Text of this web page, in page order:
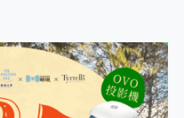
美到讓人超想擁有 moto pad 60 系列 與 Moto | Swarovski razr 60 冰藍限定版本 開箱 評測
一鍵修復模糊影片、舊照的 AI 好幫手! VideoProc Converter AI 新版全解析 × 年末優惠，一篇全看懂
小朋友才做選擇 投影機 RGB藍牙音響 氛圍情境燈 我通通都要！ Starfish 2 幻彩膠囊投影機｜結合「 智慧投影 & 煥彩流動 」的沈浸式生活新體驗
外型超吸晴~ 給您絕佳操控體驗 GravaStar Mercury K1 系列 異星機械鍵盤與 Mercury X 系列 輕量無線電競滑鼠 開箱 評測